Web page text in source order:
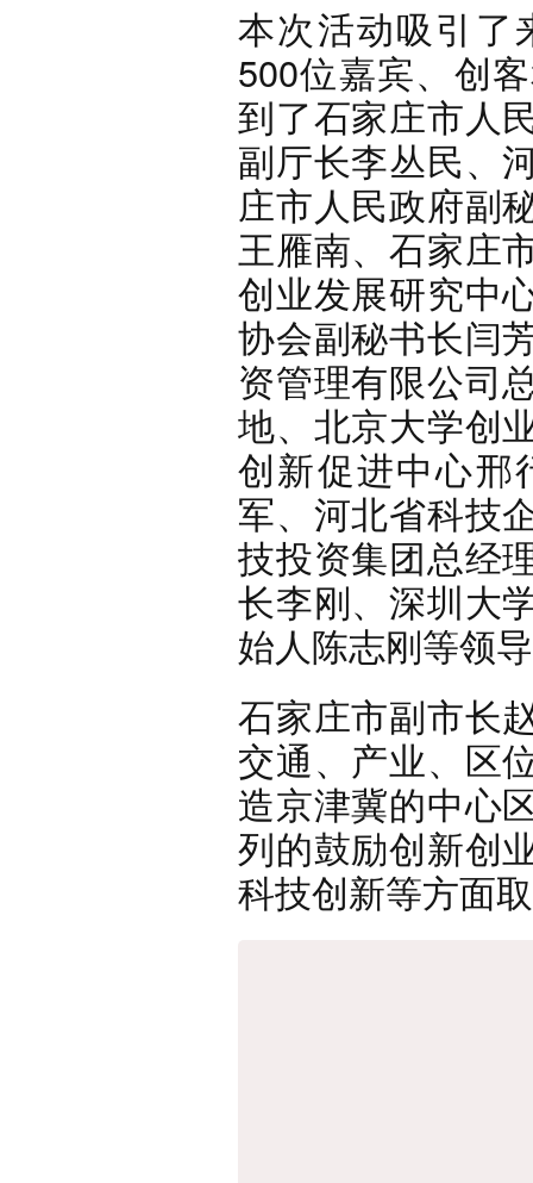
本次活动吸引了
500位嘉宾、创
到了石家庄市人
副厅长李丛民、
庄市人民政府副
王雁南、石家庄
创业发展研究中
协会副秘书长闫
资管理有限公司
地、北京大学创
创新促进中心邢
军、河北省科技
技投资集团总经
长李刚、深圳大
始人陈志刚等领
石家庄市副市长
交通、产业、区
造京津冀的中心
列的鼓励创新创
科技创新等方面